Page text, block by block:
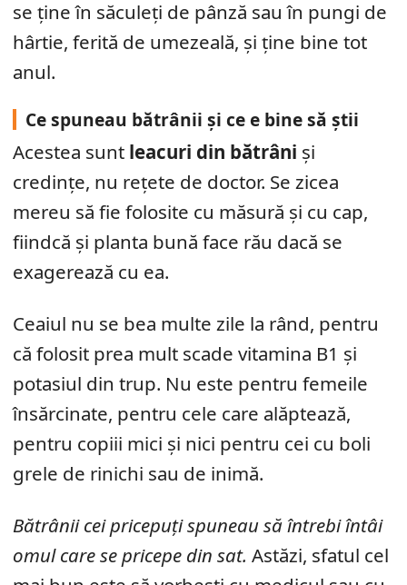
se ține în săculeți de pânză sau în pungi de
hârtie, ferită de umezeală, și ține bine tot
anul.
Ce spuneau bătrânii și ce e bine să știi
Acestea sunt leacuri din bătrâni și
credințe, nu rețete de doctor. Se zicea
mereu să fie folosite cu măsură și cu cap,
fiindcă și planta bună face rău dacă se
exagerează cu ea.
Ceaiul nu se bea multe zile la rând, pentru
că folosit prea mult scade vitamina B1 și
potasiul din trup. Nu este pentru femeile
însărcinate, pentru cele care alăptează,
pentru copiii mici și nici pentru cei cu boli
grele de rinichi sau de inimă.
Bătrânii cei pricepuți spuneau să întrebi întâi
omul care se pricepe din sat. Astăzi, sfatul cel